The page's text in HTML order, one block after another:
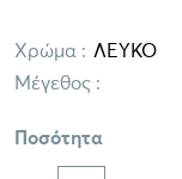
Χρώμα :
Μέγεθος :
Ποσότητα